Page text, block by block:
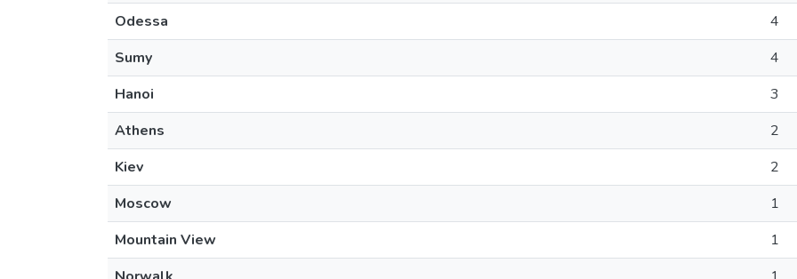
Odessa
4
Sumy
4
Hanoi
3
Athens
2
Kiev
2
Moscow
1
Mountain View
1